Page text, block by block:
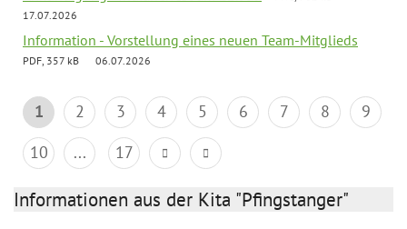
17.07.2026
Information - Vorstellung eines neuen Team-Mitglieds
PDF, 357 kB 06.07.2026
1 2 3 4 5 6 7 8
9
10
... 17
Informationen aus der Kita "Pfingstanger"